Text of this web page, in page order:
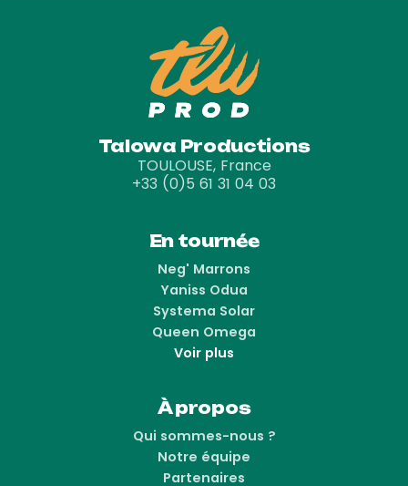
Talowa Productions
TOULOUSE, France
+33 (0)5 61 31 04 03
En tournée
Neg' Marrons
Yaniss Odua
Systema Solar
Queen Omega
Voir plus
À propos
Qui sommes-nous ?
Notre équipe
Partenaires